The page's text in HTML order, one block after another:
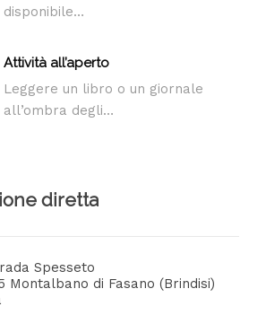
disponibile…
Attività all’aperto
Leggere un libro o un giornale
all’ombra degli…
diretta
Spesseto
Montalbano di Fasano (Brindisi)